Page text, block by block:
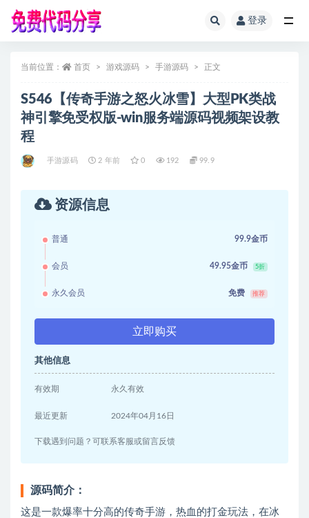
登录
当前位置： 首页 游戏源码 手游源码 正文
S546【传奇手游之怒火冰雪】大型PK类战
神引擎免受权版-win服务端源码视频架设教
程
手游源码 2 年前 0 192 99.9
资源信息
普通 99.9金币
会员 49.95金币 5折
永久会员 免费 推荐
立即购买
其他信息
有效期 永久有效
最近更新 2024年04月16日
下载遇到问题？可联系客服或留言反馈
源码简介：
这是一款爆率十分高的传奇手游，热血的打金玩法，在冰